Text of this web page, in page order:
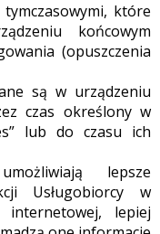
które
końcowym
(opuszczenia
są w urządzeniu
czas określony w
lub do czasu ich
lepsze
Usługobiorcy w
internetowej, lepiej